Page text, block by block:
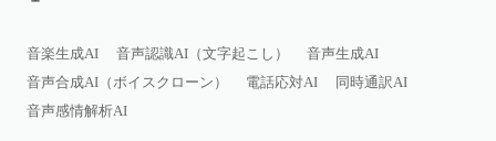
音楽生成AI 音声認識AI（文字起こし）
音声生成AI
音声合成AI（ボイスクローン）
電話応対AI
同時通訳AI
音声感情解析AI